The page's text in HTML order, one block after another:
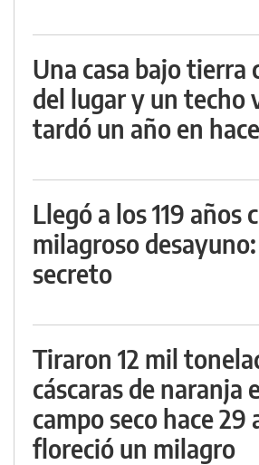
Una casa bajo tierra
del lugar y un techo
tardó un año en
Llegó a los 119 años
milagroso
secreto
Tiraron 12 mil
cáscaras de naranja
campo seco hace 29
floreció un milagro